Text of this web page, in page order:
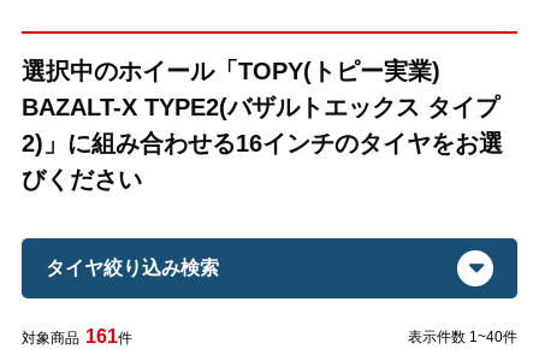
選択中のホイール「TOPY(トピー実業)
BAZALT-X TYPE2(バザルトエックス タイプ
2)」に組み合わせる16インチのタイヤをお選
びください
タイヤ絞り込み検索
対象商品 161件 表示件数 1~40件